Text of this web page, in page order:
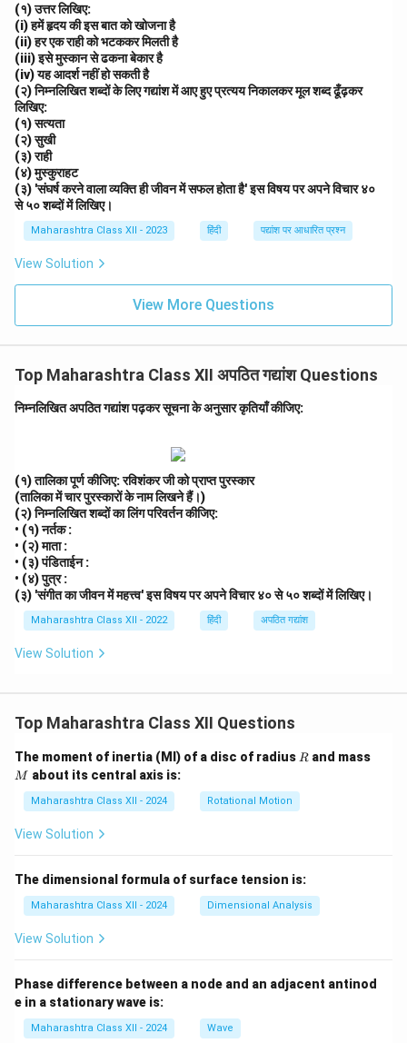
(१) उत्तर लिखिए:
(i) हमें हृदय की इस बात को खोजना है
(ii) हर एक राही को भटककर मिलती है
(iii) इसे मुस्कान से ढकना बेकार है
(iv) यह आदर्श नहीं हो सकती है
(२) निम्नलिखित शब्दों के लिए गद्यांश में आए हुए प्रत्यय निकालकर मूल शब्द ढूँढ़कर
लिखिए:
(१) सत्यता
(२) सुखी
(३) राही
(४) मुस्कुराहट
(३) 'संघर्ष करने वाला व्यक्ति ही जीवन में सफल होता है' इस विषय पर अपने विचार ४०
से ५० शब्दों में लिखिए।
Maharashtra Class XII - 2023 हिंदी पद्यांश पर आधारित प्रश्न
View Solution
View More Questions
Top Maharashtra Class XII अपठित गद्यांश Questions
निम्नलिखित अपठित गद्यांश पढ़कर सूचना के अनुसार कृतियाँ कीजिए:
(१) तालिका पूर्ण कीजिए: रविशंकर जी को प्राप्त पुरस्कार
(तालिका में चार पुरस्कारों के नाम लिखने हैं।)
(२) निम्नलिखित शब्दों का लिंग परिवर्तन कीजिए:
• (१) नर्तक :
• (२) माता :
• (३) पंडिताईन :
• (४) पुत्र :
(३) 'संगीत का जीवन में महत्त्व' इस विषय पर अपने विचार ४० से ५० शब्दों में लिखिए।
Maharashtra Class XII - 2022 हिंदी अपठित गद्यांश
View Solution
Top Maharashtra Class XII Questions
The moment of inertia (MI) of a disc of radius R
R and mass
M about its central axis is:
Maharashtra Class XII - 2024 Rotational Motion
View Solution
The dimensional formula of surface tension is:
Maharashtra Class XII - 2024 Dimensional Analysis
View Solution
Phase difference between a node and an adjacent antinod
e in a stationary wave is:
Maharashtra Class XII - 2024 Wave